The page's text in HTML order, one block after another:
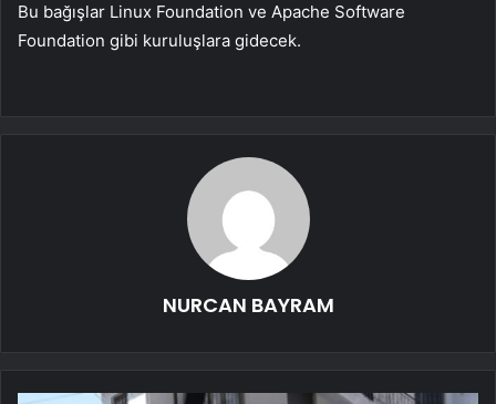
Bu bağışlar Linux Foundation ve Apache Software
Foundation gibi kuruluşlara gidecek.
NURCAN BAYRAM